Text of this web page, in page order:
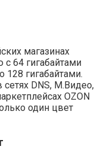
магазинах
с 64 гигабайтами
128 гигабайтами.
DNS, М.Видео,
OZON
один цвет